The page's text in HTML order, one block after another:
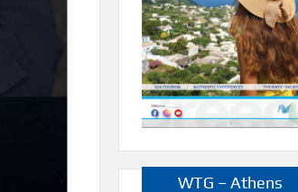
WTG – Athens